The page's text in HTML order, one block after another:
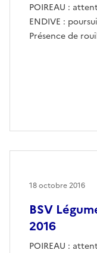
POIREAU :
ENDIVE :
Présence de
BSV
2016
POIREAU :
18 octobre 2016